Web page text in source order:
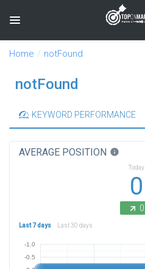
Toggle navigation
Home notFound
notFound
KEYWORD PERFORMANCE
AVERAGE POSITION info
Today
0
0
Last 7 days Last 30 days
-1.0
-0.5